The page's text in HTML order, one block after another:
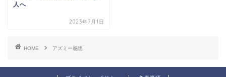
人へ
2023年7月1日
HOME アズミー感想